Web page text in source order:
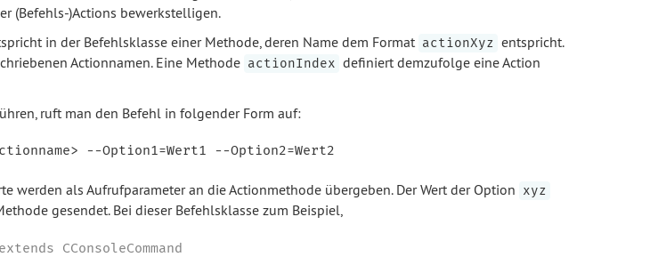
(Befehls-)Actions bewerkstelligen.
in der Befehlsklasse einer Methode, deren Name dem Format actionXyz entspricht.
Actionnamen. Eine Methode actionIndex definiert demzufolge eine Action
ruft man den Befehl in folgender Form auf:
werden als Aufrufparameter an die Actionmethode übergeben. Der Wert der Option xyz
gesendet. Bei dieser Befehlsklasse zum Beispiel,
CConsoleCommand